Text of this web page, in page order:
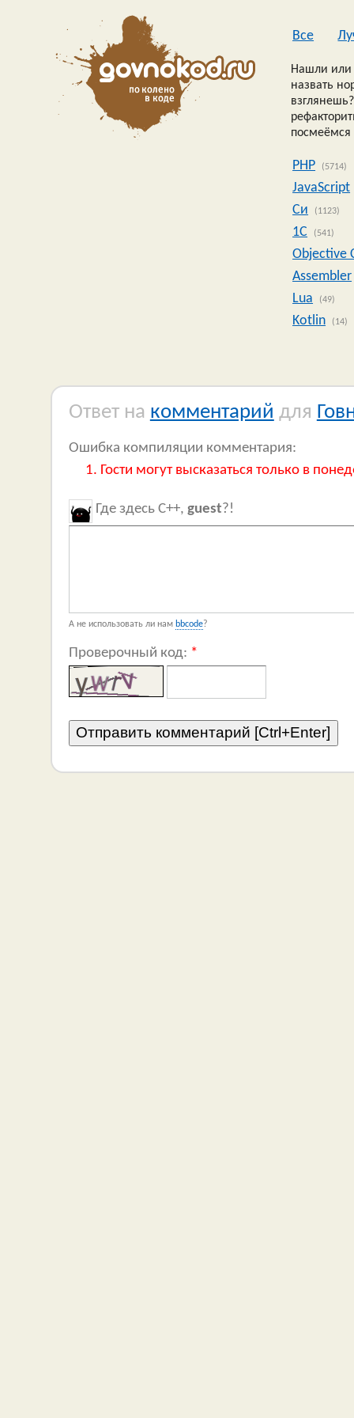
Все
Нашли или
назвать
посмеёмся
PHP (5714)
JavaScript
Си
(1123)
1C (541)
Objective
Assembler
Lua
(49)
Kotlin (14)
Ответ на комментарий для
Ошибка компиляции комментария:
Гости могут высказаться только в
Где здесь C++, guest?!
А не использовать ли нам bbcode?
Проверочный код: *